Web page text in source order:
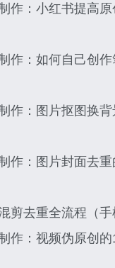
：小红书提高原
：如何自己创作
：图片抠图换背
：图片封面去重
去重全流程（手
：视频伪原创的